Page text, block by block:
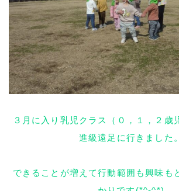
３月に入り乳児クラス（０，１，２歳
進級遠足に行きました。
できることが増えて行動範囲も興味も